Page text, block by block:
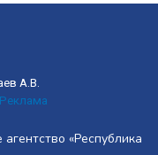
А.В.
Реклама
«Республика